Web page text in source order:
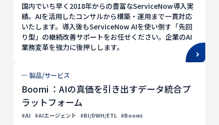
国内でいち早く2018年からの豊富なServiceNow導入実
績。AIを活用したコンサルから構築・運用まで一貫対応
いたします。導入後もServiceNow AIを使い倒す「先回
り型」の継続改善サポートをお任せください。企業のAI
業務変革を強力に後押しします。
製品/サービス
Boomi ：AIの真価を引き出すデータ統合プ
ラットフォーム
#AI #AIエージェント #BI/DWH/ETL #Boomi